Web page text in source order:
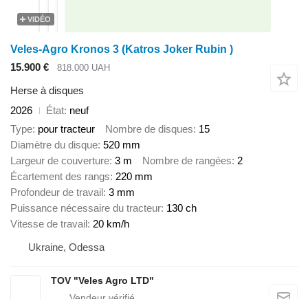
VIDÉO
Veles-Agro Kronos 3 (Katros Joker Rubin )
15.900 €
818.000 UAH
Herse à disques
2026
État neuf
Type pour tracteur Nombre de disques 15
Diamètre du disque 520 mm
Largeur de couverture 3 m Nombre de rangées 2
Écartement des rangs 220 mm
Profondeur de travail 3 mm
Puissance nécessaire du tracteur 130 ch
Vitesse de travail 20 km/h
Ukraine, Odessa
TOV "Veles Agro LTD"